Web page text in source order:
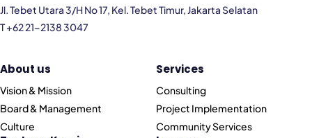
Jl. Tebet Utara 3/H No 17, Kel. Tebet Timur, Jakarta Selatan
T +62 21-2138 3047
About us
Vision & Mission
Board & Management
Culture
Services
Consulting
Project Implementation
Community Services